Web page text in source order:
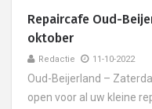
Repaircafe Oud-
oktober
Redactie 11-10-2022
Oud-Beijerland –
open voor al uw kleine